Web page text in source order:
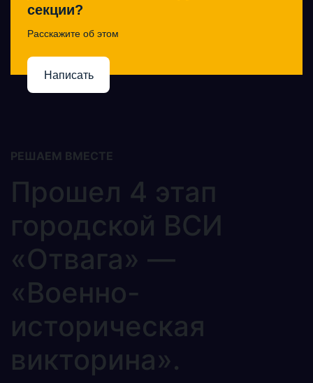
секции?
Расскажите об этом
Написать
РЕШАЕМ ВМЕСТЕ
Прошел 4 этап
городской ВСИ
«Отвага» —
«Военно-
историческая
викторина».